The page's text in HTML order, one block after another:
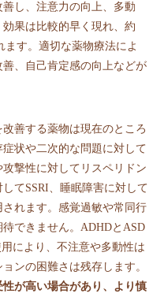
し、注意力の向上、多動
果は比較的早く現れ、約
ます。適切な薬物療法によ
、自己肯定感の向上などが
善する薬物は現在のところ
状や二次的な問題に対して
撃性に対してリスペリドン
てSSRI、睡眠障害に対して
れます。感覚過敏や常同行
できません。ADHDとASD
により、不注意や多動性は
ンの困難さは残存します。
が高い場合があり、より慎